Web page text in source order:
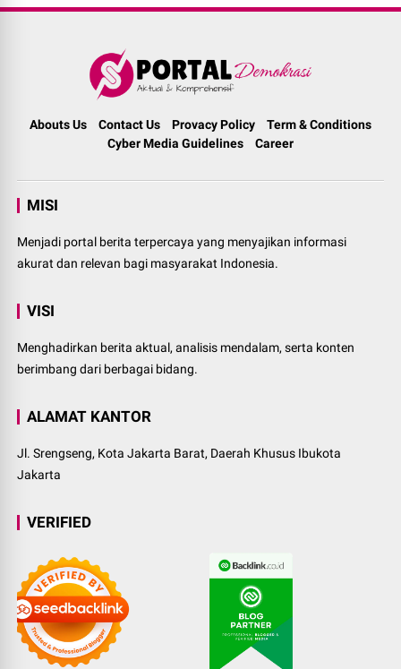
Abouts Us Contact Us Provacy Policy
Term & Conditions
Cyber Media Guidelines
Career
MISI
Menjadi portal berita terpercaya yang menyajikan informasi
akurat dan relevan bagi masyarakat Indonesia.
VISI
Menghadirkan berita aktual, analisis mendalam, serta konten
berimbang dari berbagai bidang.
ALAMAT KANTOR
Jl. Srengseng, Kota Jakarta Barat, Daerah Khusus Ibukota
Jakarta
VERIFIED